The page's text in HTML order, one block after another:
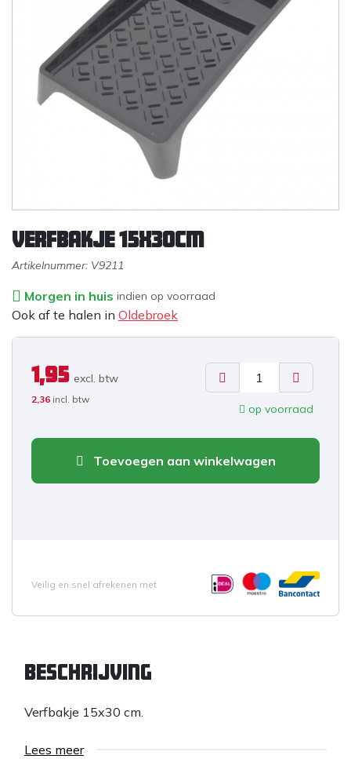
Verfbakje 15x30cm
Artikelnummer: V9211
Morgen in huis indien op voorraad
Ook af te halen in Oldebroek
1,95 excl. btw
2,36 incl. btw
op voorraad
Toevoegen aan winkelwagen
Veilig en snel afrekenen met
Beschrijving
Verfbakje 15x30 cm.
Lees meer